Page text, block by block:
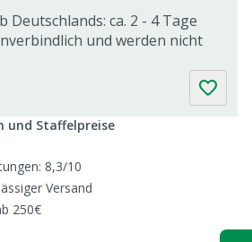
ca. 2 - 4 Tage
und werden nicht
und Staffelpreise
8,3/10
Versand
250€